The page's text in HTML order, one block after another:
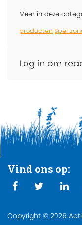
Meer in deze
producten Spel
Log in om
Vind ons op:
Copyright © 2026